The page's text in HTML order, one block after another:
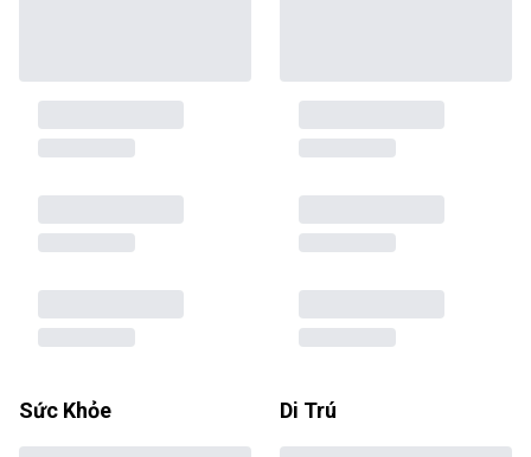
Sức Khỏe Di Trú